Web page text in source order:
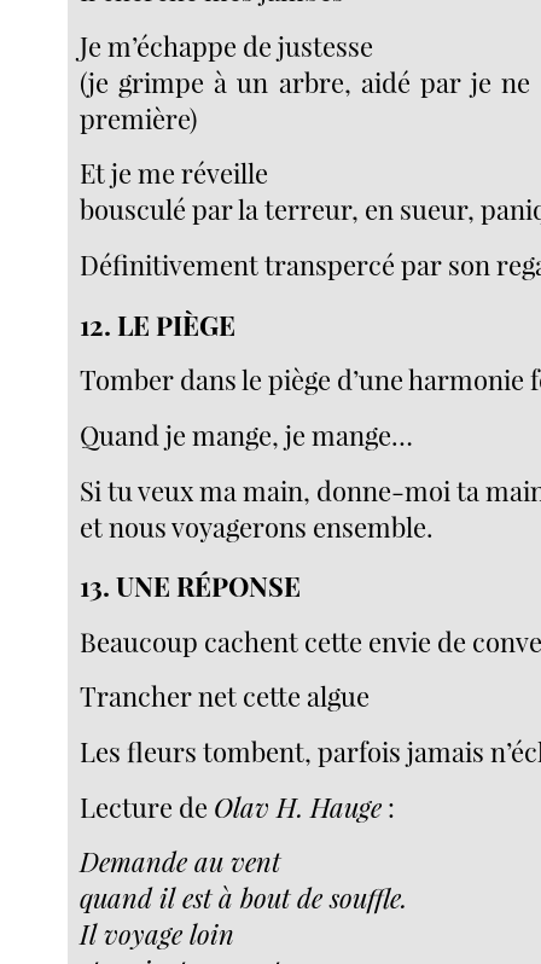
Je m’échappe de justesse
(je grimpe à un arbre, aidé par je ne
première)
Et je me réveille
bousculé par la terreur, en sueur,
Définitivement transpercé par son
12. LE PIÈGE
Tomber dans le piège d’une harmonie
Quand je mange, je mange…
Si tu veux ma main, donne-moi ta
et nous voyagerons ensemble.
13. UNE RÉPONSE
Beaucoup cachent cette envie de
Trancher net cette algue
Les fleurs tombent, parfois jamais
Lecture de Olav H. Hauge :
Demande au vent
quand il est à bout de souffle.
Il voyage loin